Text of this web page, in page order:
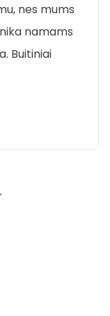
nes mums
namams
Buitiniai